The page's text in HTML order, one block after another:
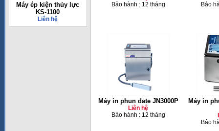
Máy ép kiện thủy lực
KS-1100
Liên hệ
Bảo hành : 12 tháng
Bảo
Máy in phun date JN3000P
Liên hệ
Bảo hành : 12 tháng
Máy in
Bảo